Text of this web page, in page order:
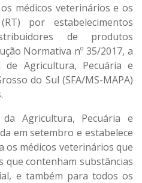
médicos veterinários e os
por estabelecimentos
de produtos
Normativa nº 35/2017, a
de Agricultura, Pecuária e
do Sul (SFA/MS-MAPA)
Agricultura, Pecuária e
em setembro e estabelece
os médicos veterinários que
que contenham substâncias
e também para todos os